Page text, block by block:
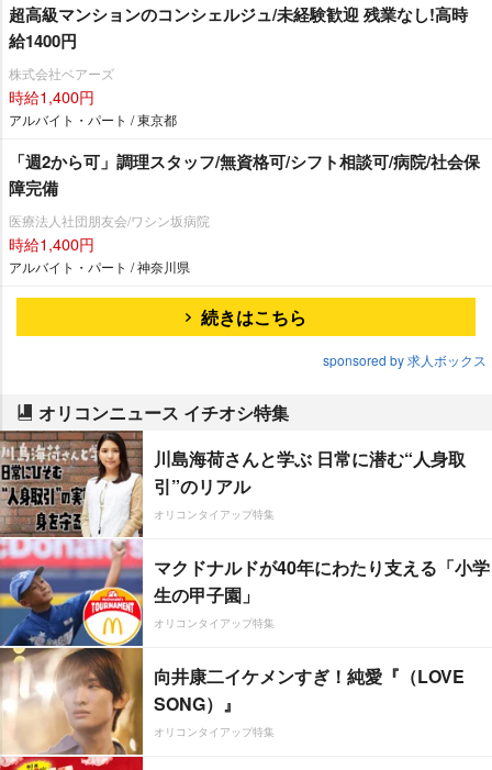
超高級マンションのコンシェルジュ/未経験歓迎 残業なし!高時
給1400円
株式会社ベアーズ
時給1,400円
アルバイト・パート / 東京都
「週2から可」調理スタッフ/無資格可/シフト相談可/病院/社会保
障完備
医療法人社団朋友会/ワシン坂病院
時給1,400円
アルバイト・パート / 神奈川県
続きはこちら
sponsored by 求人ボックス
オリコンニュース イチオシ特集
川島海荷さんと学ぶ 日常に潜む“人身取
引”のリアル
オリコンタイアップ特集
マクドナルドが40年にわたり支える「小学
生の甲子園」
オリコンタイアップ特集
向井康二イケメンすぎ！純愛『（LOVE
SONG）』
オリコンタイアップ特集